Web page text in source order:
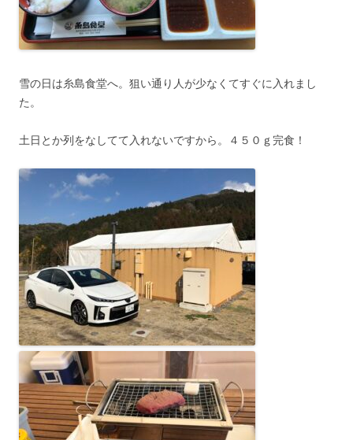
雪の日は糸島食堂へ。狙い通り人が少なくてすぐに入れまし
た。
土日とか列をなしてて入れないですから。４５０ｇ完食！